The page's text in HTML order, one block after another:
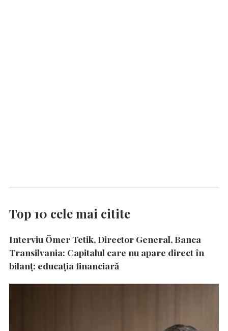
Top 10 cele mai citite
Interviu Ömer Tetik, Director General, Banca
Transilvania: Capitalul care nu apare direct în
bilanț: educația financiară